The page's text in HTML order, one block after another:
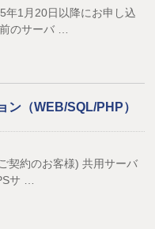
年1月20日以降にお申し込
のサーバ …
ン（WEB/SQL/PHP）
契約のお客様) 共用サーバ
サ …